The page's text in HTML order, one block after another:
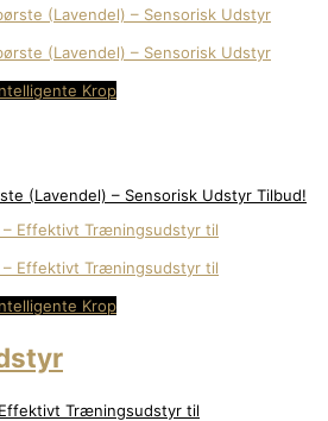
Krop
(Lavendel) – Sensorisk Udstyr Tilbud!
Krop
Træningsudstyr til